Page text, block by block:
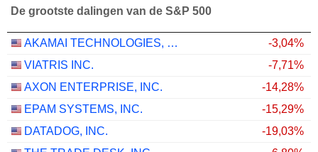
De grootste dalingen van de S&P 500
AKAMAI TECHNOLOGIES, INC.
-3,04%
VIATRIS INC.
-7,71%
AXON ENTERPRISE, INC.
-14,28%
EPAM SYSTEMS, INC.
-15,29%
DATADOG, INC.
-19,03%